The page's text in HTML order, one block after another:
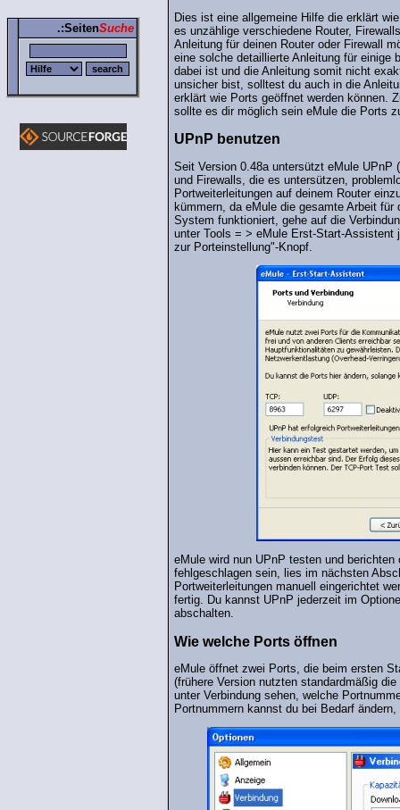
.:SeitenSuche
Dies ist eine allgemeine Hilfe die erklärt
es unzählige verschiedene Router,
Anleitung für deinen Router oder Firewall
eine solche detaillierte Anleitung für einige
dabei ist und die Anleitung somit nicht
unsicher bist, solltest du auch in die
erklärt wie Ports geöffnet werden können.
sollte es dir möglich sein eMule die Ports
UPnP benutzen
Seit Version 0.48a untersützt eMule UPnP
und Firewalls, die es untersützen,
Portweiterleitungen auf deinem Router
kümmern, da eMule die gesamte Arbeit
System funktioniert, gehe auf die
unter Tools = > eMule Erst-Start-Assistent
zur Porteinstellung"-Knopf.
eMule wird nun UPnP testen und
fehlgeschlagen sein, lies im nächsten
Portweiterleitungen manuell eingerichtet
fertig. Du kannst UPnP jederzeit im
abschalten.
Wie welche Ports öffnen
eMule öffnet zwei Ports, die beim ersten
(frühere Version nutzten standardmäßig
unter Verbindung sehen, welche
Portnummern kannst du bei Bedarf